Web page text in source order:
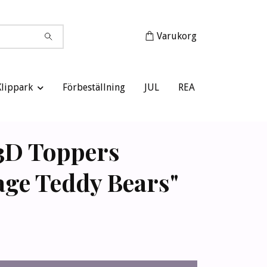
Varukorg
Förbeställning JUL
REA
Toppers
Teddy Bears"